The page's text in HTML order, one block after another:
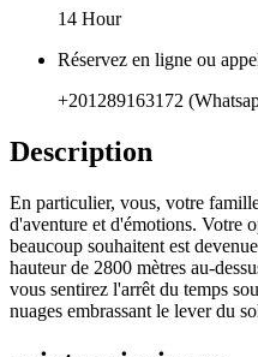
14 Hour
Réservez en ligne ou
+201289163172
Description
En particulier, vous, votre
d'aventure et d'émotions. Votre
beaucoup souhaitent est
hauteur de 2800 mètres au-
vous sentirez l'arrêt du temps
nuages ​​embrassant le lever du